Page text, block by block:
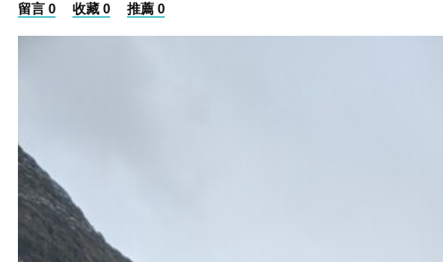
留言 0 收藏 0 推薦 0